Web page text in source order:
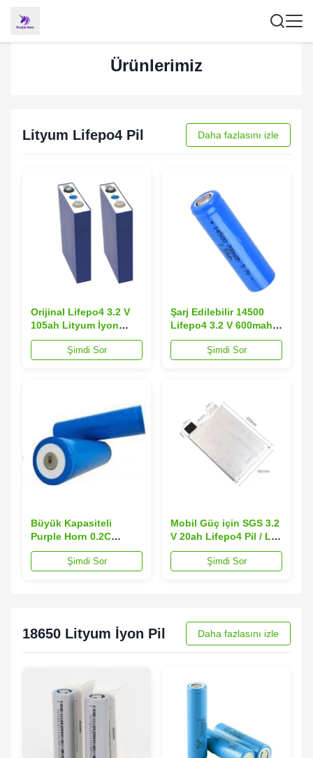
Ürünlerimiz
Lityum Lifepo4 Pil Daha fazlasını izle
Orijinal Lifepo4 3.2 V
105ah Lityum İyon
Fosfat Pil 3C
Oyuncaklar için
Şimdi Sor
Şarj Edilebilir 14500
Lifepo4 3.2 V 600mah
Pil 800 kez Döngü
Şimdi Sor
Büyük Kapasiteli
Purple Horn 0.2C
3.2V20AH Lifepo4
Lityum Demir Fosfat Pil
Şimdi Sor
Mobil Güç için SGS 3.2
V 20ah Lifepo4 Pil / Li
Demir Fosfat Pil
Şimdi Sor
18650 Lityum İyon Pil Daha fazlasını izle